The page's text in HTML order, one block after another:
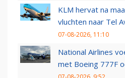
KLM hervat na
vluchten naar Tel
07-08-2026, 11:10
National Airlines
met Boeing 777F